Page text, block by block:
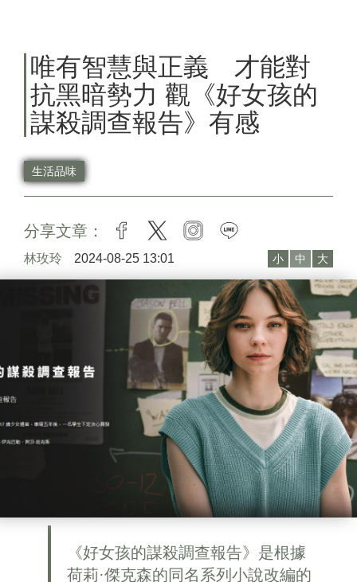
唯有智慧與正義 才能對
抗黑暗勢力 觀《好女孩的
謀殺調查報告》有感
生活品味
分享文章： facebook
twitter instagram
林玫玲 2024-08-25 13:01 小 中 大
《好女孩的謀殺調查報告》是根據
荷莉·傑克森的同名系列小說改編的